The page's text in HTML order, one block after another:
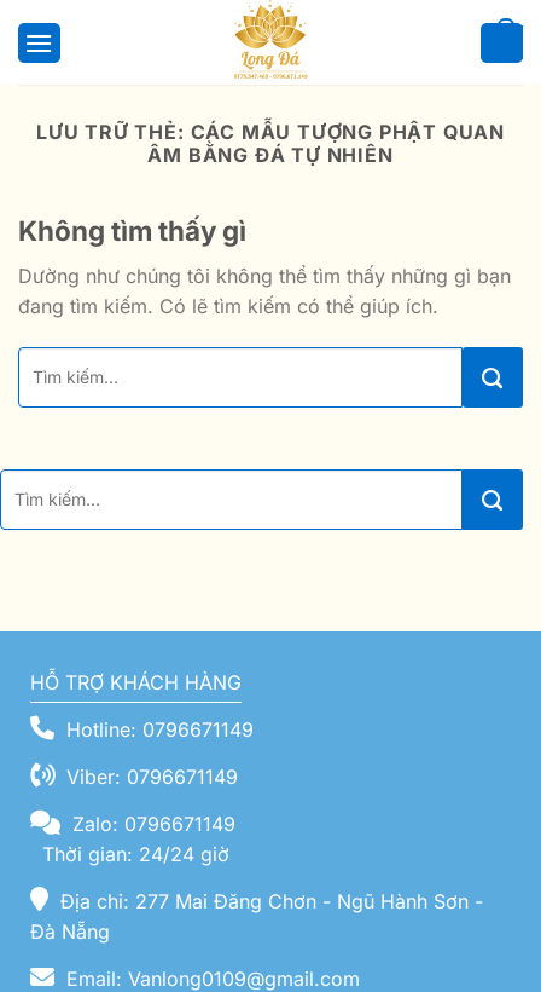
qua
LƯU TRỮ THẺ: CÁC MẪU TƯỢNG PHẬT QUAN
ÂM BẰNG ĐÁ TỰ NHIÊN
Không tìm thấy gì
Dường như chúng tôi không thể tìm thấy những gì bạn
đang tìm kiếm. Có lẽ tìm kiếm có thể giúp ích.
HỖ TRỢ KHÁCH HÀNG
Hotline: 0796671149
Viber: 0796671149
Zalo: 0796671149
Thời gian: 24/24 giờ
Địa chỉ: 277 Mai Đăng Chơn - Ngũ Hành Sơn -
Đà Nẵng
Email: Vanlong0109@gmail.com